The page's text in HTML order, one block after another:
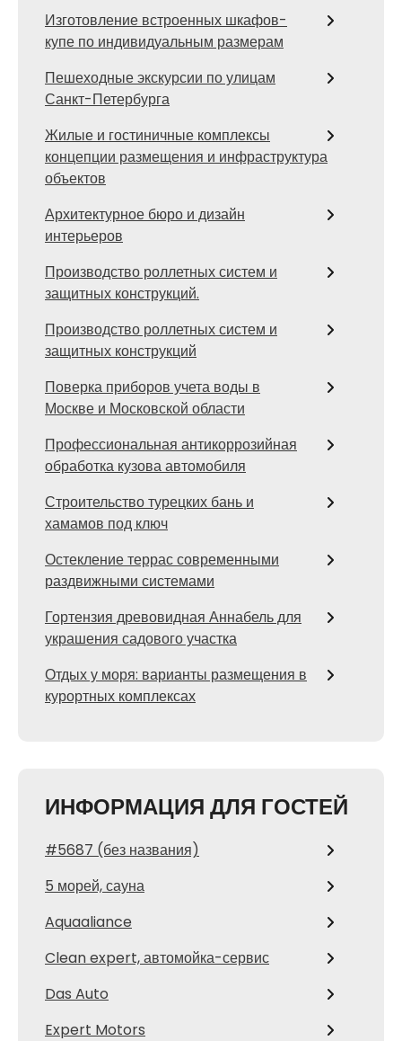
Изготовление встроенных шкафов-
купе по индивидуальным размерам
Пешеходные экскурсии по улицам
Санкт-Петербурга
Жилые и гостиничные комплексы
концепции размещения и инфраструктура
объектов
Архитектурное бюро и дизайн
интерьеров
Производство роллетных систем и
защитных конструкций.
Производство роллетных систем и
защитных конструкций
Поверка приборов учета воды в
Москве и Московской области
Профессиональная антикоррозийная
обработка кузова автомобиля
Строительство турецких бань и
хамамов под ключ
Остекление террас современными
раздвижными системами
Гортензия древовидная Аннабель для
украшения садового участка
Отдых у моря: варианты размещения в
курортных комплексах
ИНФОРМАЦИЯ ДЛЯ ГОСТЕЙ
#5687 (без названия)
5 морей, сауна
Aquaaliance
Clean expert, автомойка-сервис
Das Auto
Expert Motors